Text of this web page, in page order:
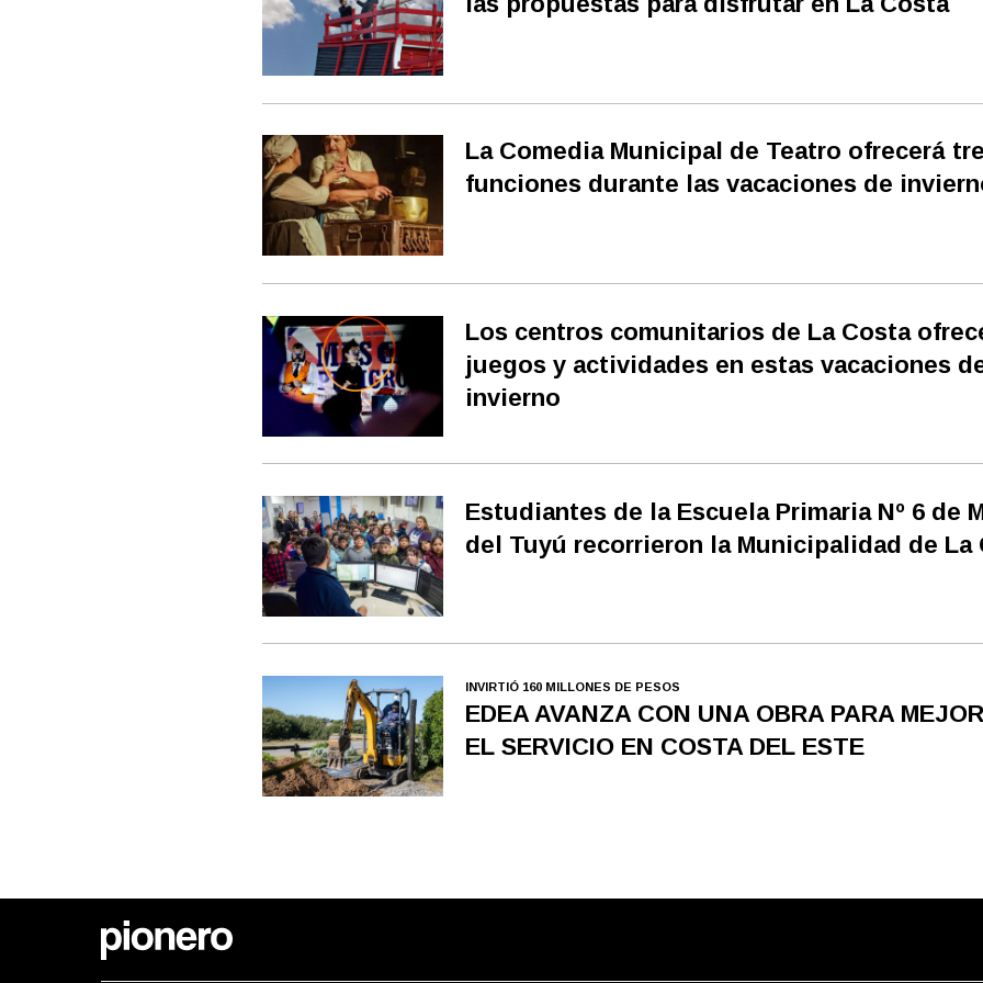
La Comedia Municipal de Teatro ofrecerá
funciones durante las vacaciones de
Los centros comunitarios de La Costa
juegos y actividades en estas vacaciones
invierno
Estudiantes de la Escuela Primaria Nº 6 de
del Tuyú recorrieron la Municipalidad de La
INVIRTIÓ 160 MILLONES DE PESOS
EDEA AVANZA CON UNA OBRA PARA
EL SERVICIO EN COSTA DEL ESTE